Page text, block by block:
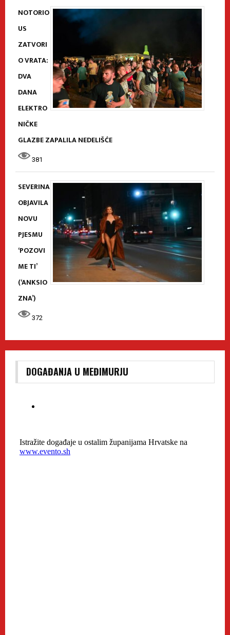
NOTORIO
US
ZATVORI
O VRATA:
DVA
DANA
ELEKTRO
NIČKE
GLAZBE ZAPALILA NEDELIŠĆE
381
SEVERINA
OBJAVILA
NOVU
PJESMU
‘POZOVI
ME TI’
(‘ANKSIO
ZNA’)
372
DOGAĐANJA U MEĐIMURJU